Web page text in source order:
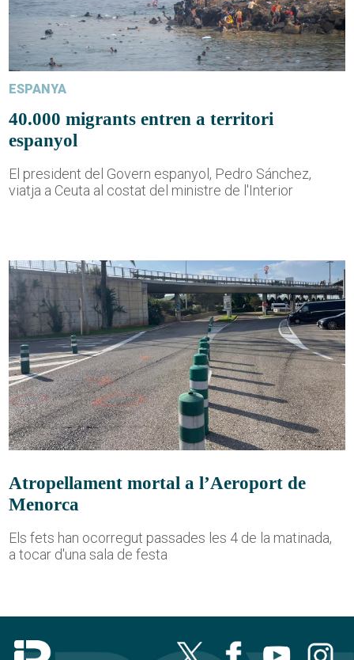
ESPANYA
40.000 migrants entren a territori
espanyol
El president del Govern espanyol, Pedro Sánchez,
viatja a Ceuta al costat del ministre de l'Interior
Atropellament mortal a l’Aeroport de
Menorca
Els fets han ocorregut passades les 4 de la matinada,
a tocar d'una sala de festa